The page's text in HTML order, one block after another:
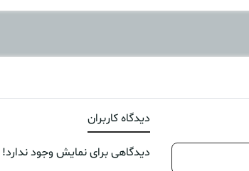
دیدگاه کاربران
دیدگاهی برای نمایش وجود ندارد!